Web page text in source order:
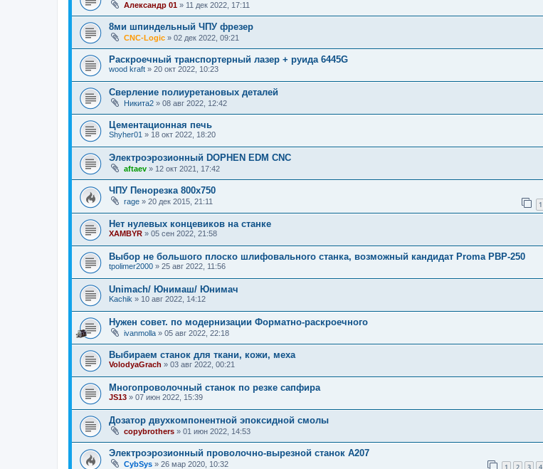
Александр 01 » 11 дек 2022, 17:11
8ми шпиндельный ЧПУ фрезер
CNC-Logic » 02 дек 2022, 09:21
Раскроечный транспортерный лазер + руида 6445G
wood kraft » 20 окт 2022, 10:23
Сверление полиуретановых деталей
Никита2 » 08 авг 2022, 12:42
Цементационная печь
Shyher01 » 18 окт 2022, 18:20
Электроэрозионный DOPHEN EDM CNC
aftaev » 12 окт 2021, 17:42
ЧПУ Пенорезка 800х750
rage » 20 дек 2015, 21:11 1
Нет нулевых концевиков на станке
XAMBYR » 05 сен 2022, 21:58
Выбор не большого плоско шлифовального станка, возможный кандидат Proma PBP-250
tpolimer2000 » 25 авг 2022, 11:56
Unimach/ Юнимаш/ Юнимач
Kachik » 10 авг 2022, 14:12
Нужен совет. по модернизации Форматно-раскроечного
ivanmolla » 05 авг 2022, 22:18
Выбираем станок для ткани, кожи, меха
VolodyaGrach » 03 авг 2022, 00:21
Многопроволочный станок по резке сапфира
JS13 » 07 июн 2022, 15:39
Дозатор двухкомпонентной эпоксидной смолы
copybrothers » 01 июн 2022, 14:53
Электроэрозионный проволочно-вырезной станок А207
CybSys » 26 мар 2020, 10:32 1 2 3 4